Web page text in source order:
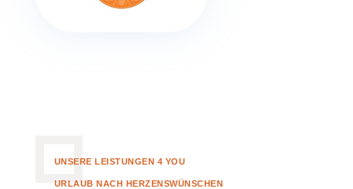
UNSERE LEISTUNGEN 4 YOU
URLAUB NACH HERZENSWÜNSCHEN